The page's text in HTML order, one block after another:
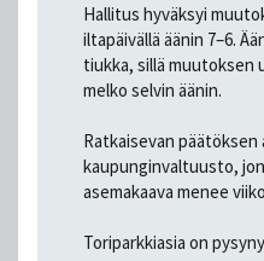
Hallitus hyväksyi
iltapäivällä äänin 7–6.
tiukka, sillä muutoksen
melko selvin äänin.
Ratkaisevan päätöksen
kaupunginvaltuusto,
asemakaava menee
Toriparkkiasia on